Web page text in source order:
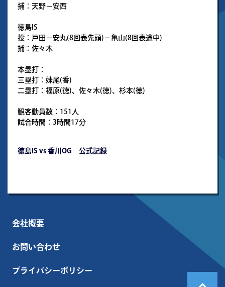
捕：天野－安西
徳島IS
投：戸田－安丸(8回表先頭)－亀山(8回表途中)
捕：佐々木
本塁打：
三塁打：妹尾(香)
二塁打：福原(徳)、佐々木(徳)、杉本(徳)
観客動員数：151人
試合時間：3時間17分
徳島IS vs 香川OG 公式記録
会社概要
お問い合わせ
プライバシーポリシー